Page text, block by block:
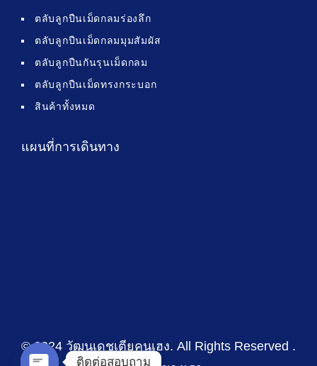
ตลับลูกปืนเม็ดกลมร่องลึก
ตลับลูกปืนเม็ดกลมมุมสัมผัส
ตลับลูกปืนกันรุนเม็ดกลม
ตลับลูกปืนเม็ดทรงกระบอก
สินค้าทั้งหมด
แผนที่การเดินทาง
© 2024 วัฒนเดชเตียคุนเฮง. All Rights Reserved .
ติดต่อสอบถาม